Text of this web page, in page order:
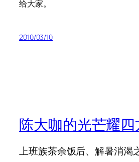
给大家。
2010/03/10
陈大咖的光芒耀四
上班族茶余饭后、解暑消渴